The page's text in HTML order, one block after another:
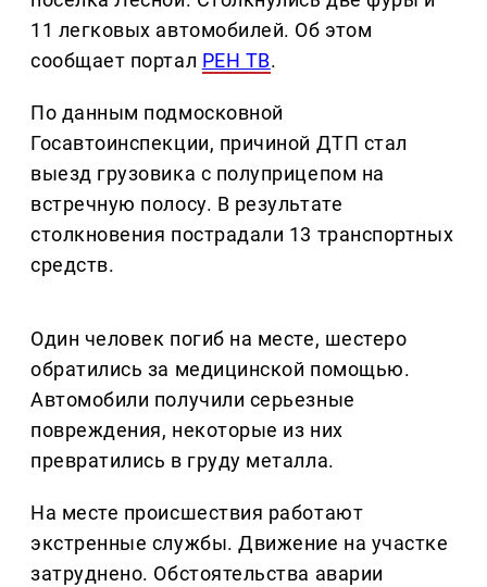
11 легковых автомобилей. Об этом
сообщает портал РЕН ТВ.
По данным подмосковной
Госавтоинспекции, причиной ДТП стал
выезд грузовика с полуприцепом на
встречную полосу. В результате
столкновения пострадали 13 транспортных
средств.
Один человек погиб на месте, шестеро
обратились за медицинской помощью.
Автомобили получили серьезные
повреждения, некоторые из них
превратились в груду металла.
На месте происшествия работают
экстренные службы. Движение на участке
затруднено. Обстоятельства аварии